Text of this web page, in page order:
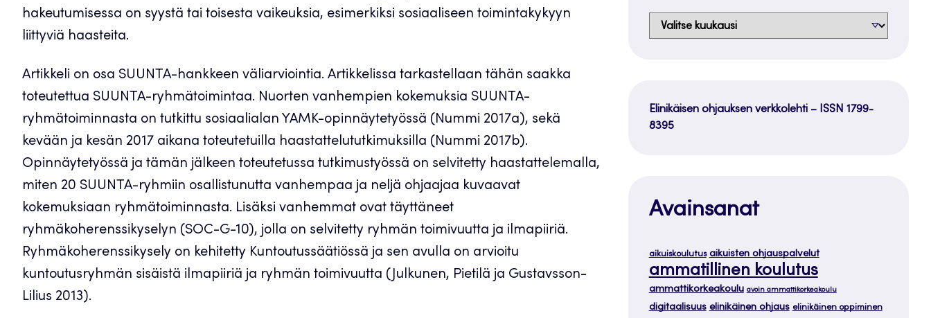
hakeutumisessa on syystä tai toisesta vaikeuksia, esimerkiksi sosiaaliseen toimintakykyyn
liittyviä haasteita.
Artikkeli on osa SUUNTA-hankkeen väliarviointia. Artikkelissa tarkastellaan tähän saakka
toteutettua SUUNTA-ryhmätoimintaa. Nuorten vanhempien kokemuksia SUUNTA-
ryhmätoiminnasta on tutkittu sosiaalialan YAMK-opinnäytetyössä (Nummi 2017a), sekä
kevään ja kesän 2017 aikana toteutetuilla haastattelututkimuksilla (Nummi 2017b).
Opinnäytetyössä ja tämän jälkeen toteutetussa tutkimustyössä on selvitetty haastattelemalla,
miten 20 SUUNTA-ryhmiin osallistunutta vanhempaa ja neljä ohjaajaa kuvaavat
kokemuksiaan ryhmätoiminnasta. Lisäksi vanhemmat ovat täyttäneet
ryhmäkoherenssikyselyn (SOC-G-10), jolla on selvitetty ryhmän toimivuutta ja ilmapiiriä.
Ryhmäkoherenssikysely on kehitetty Kuntoutussäätiössä ja sen avulla on arvioitu
kuntoutusryhmän sisäistä ilmapiiriä ja ryhmän toimivuutta (Julkunen, Pietilä ja Gustavsson-
Lilius 2013).
Arkistot
Elinikäisen ohjauksen verkkolehti – ISSN 1799-
8395
Avainsanat
aikuiskoulutus aikuisten ohjauspalvelut
ammatillinen koulutus
ammattikorkeakoulu avoin ammattikorkeakoulu
digitaalisuus elinikäinen ohjaus elinikäinen oppiminen